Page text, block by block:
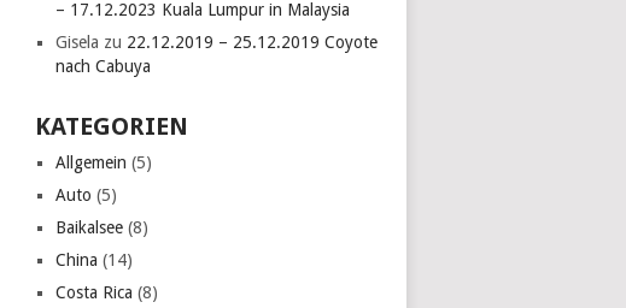
– 17.12.2023 Kuala Lumpur in Malaysia
Gisela zu 22.12.2019 – 25.12.2019 Coyote
nach Cabuya
KATEGORIEN
Allgemein (5)
Auto (5)
Baikalsee (8)
China (14)
Costa Rica (8)